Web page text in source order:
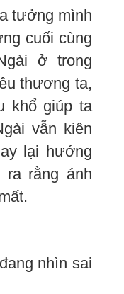
tưởng mình
cuối cùng
ở trong
thương ta,
khổ giúp ta
vẫn kiên
lại hướng
ra rằng ánh
nhìn sai